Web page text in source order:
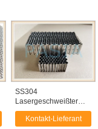
SS304
Lasergeschweißter
Edelstahl-Honeycomb-
Kern für
Kontakt-Lieferant